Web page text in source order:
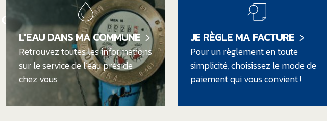
L'EAU DANS MA COMMUNE
Retrouvez toutes les informations
sur le service de l’eau près de
chez vous
JE RÈGLE MA FACTURE
Pour un règlement en toute
simplicité, choisissez le mode de
paiement qui vous convient !